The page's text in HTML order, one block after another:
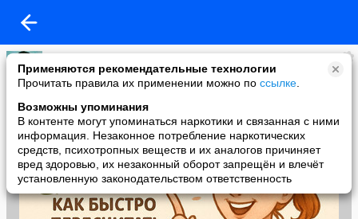
Применяются рекомендательные технологии
Прочитать правила их применении можно по ссылке
Возможны упоминания
В контенте могут упоминаться наркотики и связанная с ними
информация. Незаконное потребление наркотических
средств, психотропных веществ и их аналогов причиняет
вред здоровью, их незаконный оборот запрещён и влечёт
установленную законодательством ответственность
Кира
added a photo
16 Dec в 16:40